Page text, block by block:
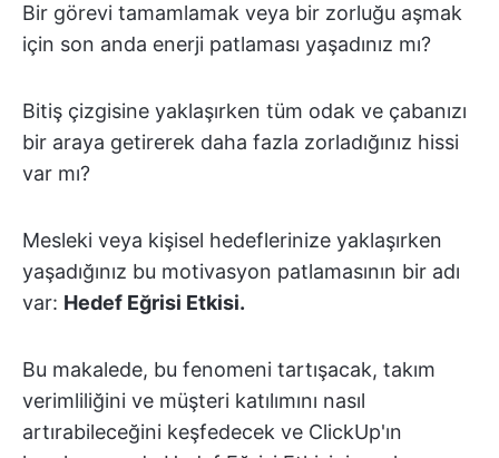
Bir görevi tamamlamak veya bir zorluğu aşmak
için son anda enerji patlaması yaşadınız mı?
Bitiş çizgisine yaklaşırken tüm odak ve çabanızı
bir araya getirerek daha fazla zorladığınız hissi
var mı?
Mesleki veya kişisel hedeflerinize yaklaşırken
yaşadığınız bu motivasyon patlamasının bir adı
var: Hedef Eğrisi Etkisi.
Bu makalede, bu fenomeni tartışacak, takım
verimliliğini ve müşteri katılımını nasıl
artırabileceğini keşfedecek ve ClickUp'ın